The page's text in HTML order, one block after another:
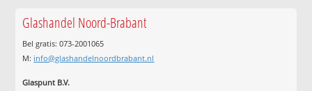
Glashandel Noord-Brabant
Bel gratis: 073-2001065
M: info@glashandelnoordbrabant.nl
Glaspunt B.V.